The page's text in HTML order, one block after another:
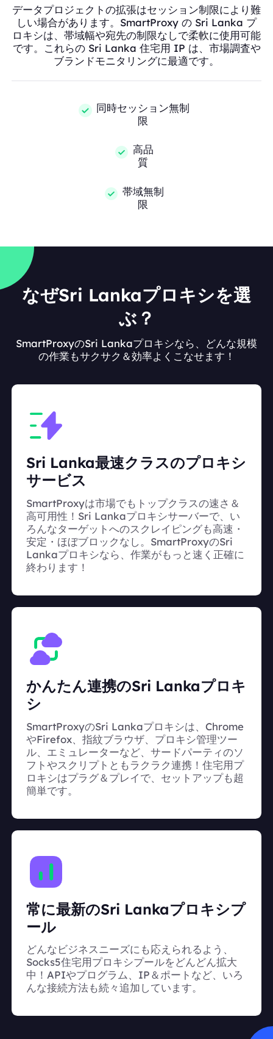
データプロジェクトの拡張はセッション制限により難
しい場合があります。SmartProxy の Sri Lanka プ
ロキシは、帯域幅や宛先の制限なしで柔軟に使用可能
です。これらの Sri Lanka 住宅用 IP は、市場調査や
ブランドモニタリングに最適です。
同時セッション無制
限
高品
質
帯域無制
限
なぜSri Lankaプロキシを選
ぶ？
SmartProxyのSri Lankaプロキシなら、どんな規模
の作業もサクサク＆効率よくこなせます！
Sri Lanka最速クラスのプロキシ
サービス
SmartProxyは市場でもトップクラスの速さ＆
高可用性！Sri Lankaプロキシサーバーで、い
ろんなターゲットへのスクレイピングも高速・
安定・ほぼブロックなし。SmartProxyのSri
Lankaプロキシなら、作業がもっと速く正確に
終わります！
かんたん連携のSri Lankaプロキ
シ
SmartProxyのSri Lankaプロキシは、Chrome
やFirefox、指紋ブラウザ、プロキシ管理ツー
ル、エミュレーターなど、サードパーティのソ
フトやスクリプトともラクラク連携！住宅用プ
ロキシはプラグ＆プレイで、セットアップも超
簡単です。
常に最新のSri Lankaプロキシプ
ール
どんなビジネスニーズにも応えられるよう、
Socks5住宅用プロキシプールをどんどん拡大
中！APIやプログラム、IP＆ポートなど、いろ
んな接続方法も続々追加しています。